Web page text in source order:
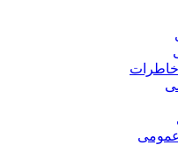
خاطرات